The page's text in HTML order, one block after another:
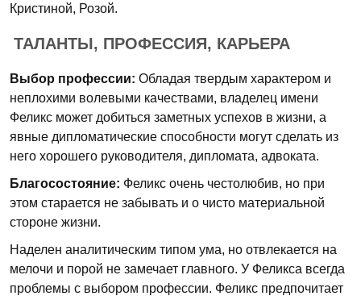
Кристиной, Розой.
ТАЛАНТЫ, ПРОФЕССИЯ, КАРЬЕРА
Выбор профессии: Обладая твердым характером и
неплохими волевыми качествами, владелец имени
Феликс может добиться заметных успехов в жизни, а
явные дипломатические способности могут сделать из
него хорошего руководителя, дипломата, адвоката.
Благосостояние: Феликс очень честолюбив, но при
этом старается не забывать и о чисто материальной
стороне жизни.
Наделен аналитическим типом ума, но отвлекается на
мелочи и порой не замечает главного. У Феликса всегда
проблемы с выбором профессии. Феликс предпочитает